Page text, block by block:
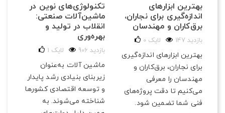
تکنولوژی‌های نوین در
ماشین‌آلات صنعتی:
انقلاب در تولید و
بهره‌وری
906 بازدید 1 لایک
ماشین آلات به‌عنوان
زیربنای بنیادی رشد پایدار
و توسعه اقتصادی کشورها
شناخته می‌شوند. به
بهترین ابزارهای
اندازه‌گیری برای نجاران،
برق‌کاران و مهندسان
147 بازدید 0 لایک
بهترین ابزارهای اندازه‌گیری
برای نجاران، برق‌کاران و
مهندسان را معرفی
می‌کنیم تا دقت پروژه‌های
فنی شما تضمین شود.